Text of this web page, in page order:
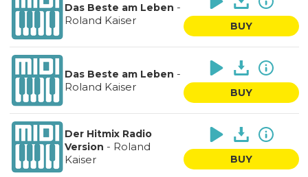
Das Beste am Leben -
Roland Kaiser
BUY
Das Beste am Leben -
Roland Kaiser
BUY
Der Hitmix Radio
Version - Roland
Kaiser
BUY